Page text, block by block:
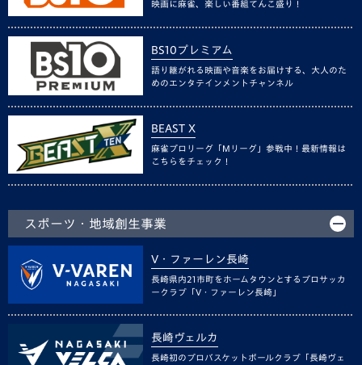
映画に麻雀、楽しい番組てんこ盛り！
BS10プレミアム
語り継がれる映画や音楽をお届けする、大人のた
めのエンタテインメントチャンネル
BEAST X
麻雀プロリーグ「Mリーグ」参戦中！最新情報は
こちらをチェック！
スポーツ・地域創生事業
V・ファーレン長崎
長崎県内21市町をホームタウンとするプロサッカ
ークラブ「V・ファーレン長崎」
長崎ヴェルカ
長崎初のプロバスケットボールクラブ「長崎ヴェ